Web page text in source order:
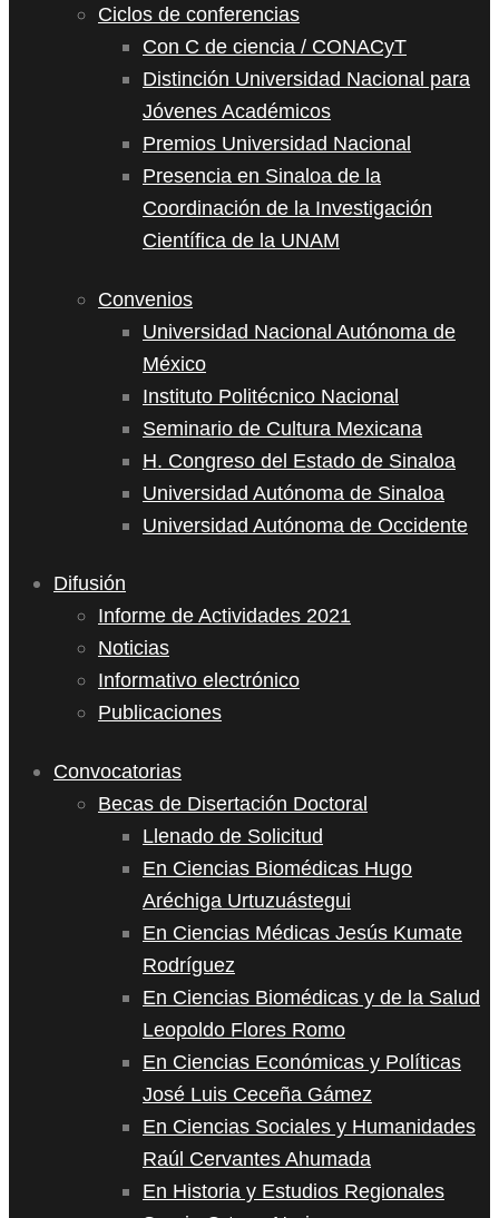
Ciclos de conferencias
Con C de ciencia / CONACyT
Distinción Universidad Nacional para
Jóvenes Académicos
Premios Universidad Nacional
Presencia en Sinaloa de la
Coordinación de la Investigación
Científica de la UNAM
Convenios
Universidad Nacional Autónoma de
México
Instituto Politécnico Nacional
Seminario de Cultura Mexicana
H. Congreso del Estado de Sinaloa
Universidad Autónoma de Sinaloa
Universidad Autónoma de Occidente
Difusión
Informe de Actividades 2021
Noticias
Informativo electrónico
Publicaciones
Convocatorias
Becas de Disertación Doctoral
Llenado de Solicitud
En Ciencias Biomédicas Hugo
Aréchiga Urtuzuástegui
En Ciencias Médicas Jesús Kumate
Rodríguez
En Ciencias Biomédicas y de la Salud
Leopoldo Flores Romo
En Ciencias Económicas y Políticas
José Luis Ceceña Gámez
En Ciencias Sociales y Humanidades
Raúl Cervantes Ahumada
En Historia y Estudios Regionales